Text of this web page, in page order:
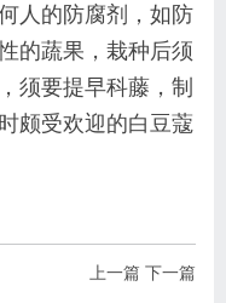
人的防腐剂，如防
的蔬果，栽种后须
须要提早科藤，制
颇受欢迎的白豆蔻
上一篇 下一篇